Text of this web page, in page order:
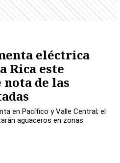
eléctrica
Rica este
de las
en Pacífico y Valle Central; el
aguaceros en zonas